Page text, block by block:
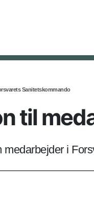
Sanitetskommando
til
i